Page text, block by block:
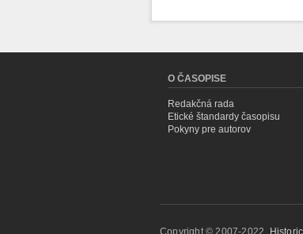
O ČASOPISE
Redakčná rada
Etické štandardy časopisu
Pokyny pre autorov